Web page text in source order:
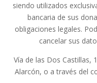
siendo utilizados
bancaria de sus
obligaciones legales.
cancelar sus
Vía de las Dos Castillas,
Alarcón, o a través del